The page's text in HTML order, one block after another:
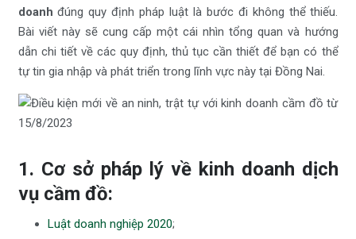
doanh đúng quy định pháp luật là bước đi không thể thiếu.
Bài viết này sẽ cung cấp một cái nhìn tổng quan và hướng
dẫn chi tiết về các quy định, thủ tục cần thiết để bạn có thể
tự tin gia nhập và phát triển trong lĩnh vực này tại Đồng Nai.
1. Cơ sở pháp lý về kinh doanh dịch
vụ cầm đồ:
Luật doanh nghiệp 2020;